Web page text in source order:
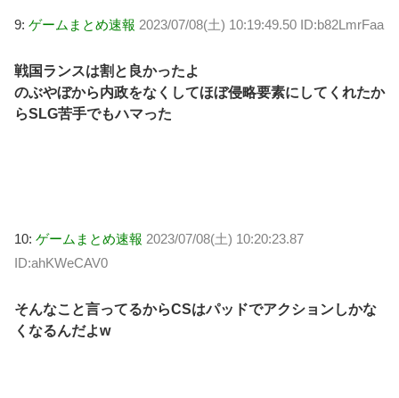
9: ゲームまとめ速報 2023/07/08(土) 10:19:49.50 ID:b82LmrFaa
戦国ランスは割と良かったよ
のぶやぼから内政をなくしてほぼ侵略要素にしてくれたか
らSLG苦手でもハマった
10: ゲームまとめ速報 2023/07/08(土) 10:20:23.87
ID:ahKWeCAV0
そんなこと言ってるからCSはパッドでアクションしかな
くなるんだよw